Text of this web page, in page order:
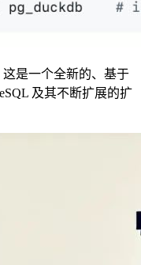
是一个全新的、基于
及其不断扩展的扩